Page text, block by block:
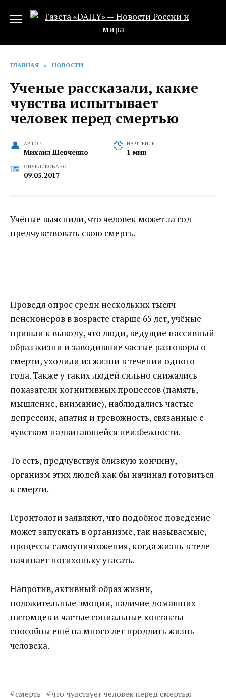
ГЛАВНАЯ » НОВОСТИ
Ученые рассказали, какие
чувства испытывает
человек перед смертью
АВТОР
Михаил Шевченко
НА ЧТЕНИЕ
1 мин
ОПУБЛИКОВАНО
09.05.2017
Учёные выяснили, что человек может за год
предчувствовать свою смерть.
Проведя опрос среди нескольких тысяч
пенсионеров в возрасте старше 65 лет, учёные
пришли к выводу, что люди, ведущие пассивный
образ жизни и заводившие частые разговоры о
смерти, уходили из жизни в течении одного
года. Также у таких людей сильно снижались
показатели когнитивных процессов (память,
мышление, внимание), наблюдались частые
депрессии, апатия и тревожность, связанные с
чувством надвигающейся неизбежности.
То есть, предчувствуя близкую кончину,
организм этих людей как бы начинал готовиться
к смерти.
Геронтологи заявляют, что подобное поведение
может запускать в организме, так называемые,
процессы самоуничтожения, когда жизнь в теле
начинает потихоньку угасать.
Напротив, активный образ жизни,
положительные эмоции, наличие домашних
питомцев и частые социальные контакты
способны ещё на много лет продлить жизнь
человека.
смерть
что чувствует человек перед смертью